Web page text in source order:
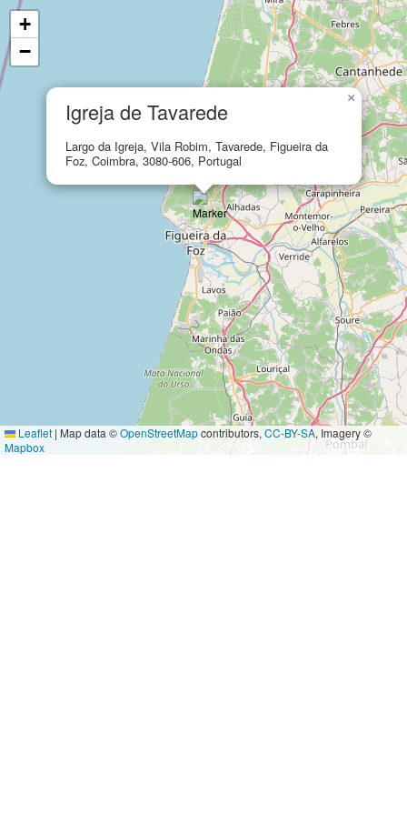
Igreja de Tavarede
Largo da Igreja, Vila Robim, Tavarede, Figueira da
Foz, Coimbra, 3080-606, Portugal
×
+
−
Leaflet | Map data ©OpenStreetMapcontributors, CC-BY-SA, Imagery ©
Mapbox